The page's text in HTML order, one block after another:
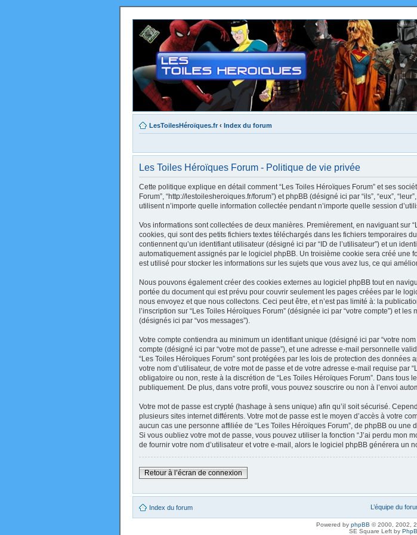
LesToilesHéroïques.fr ‹ Index du forum
Les Toiles Héroïques Forum - Politique de vie privée
Cette politique explique en détail comment “Les Toiles Héroïques Forum” et ses
Forum”, “http://lestoilesheroiques.fr/forum”) et phpBB (désigné ici par “ils”, “eux”,
utilisent n’importe quelle information collectée pendant n’importe quelle session
Vos informations sont collectées de deux manières. Premièrement, en naviguant sur
cookies, qui sont des petits fichiers textes téléchargés dans les fichiers temporaires
contiennent qu’un identifiant utilisateur (désigné ici par “ID de l’utilisateur”) et un
automatiquement assignés par le logiciel phpBB. Un troisième cookie sera créé une
est utilisé pour stocker les informations sur les sujets que vous avez lus, ce qui
Nous pouvons également créer des cookies externes au logiciel phpBB tout en
portée du document qui est prévu pour couvrir seulement les pages créées par le
nous envoyez et que nous collectons. Ceci peut être, et n’est pas limité à: la
l’inscription sur “Les Toiles Héroïques Forum” (désignée ici par “votre compte”) et
(désignés ici par “vos messages”).
Votre compte contiendra au minimum un identifiant unique (désigné ici par “votre
compte (désigné ici par “votre mot de passe”), et une adresse e-mail personnelle
“Les Toiles Héroïques Forum” sont protégées par les lois de protection des
votre nom d’utilisateur, de votre mot de passe et de votre adresse e-mail requise par
obligatoire ou non, reste à la discrétion de “Les Toiles Héroïques Forum”. Dans
publiquement. De plus, dans votre profil, vous pouvez souscrire ou non à l’envoi
Votre mot de passe est crypté (hashage à sens unique) afin qu’il soit sécurisé.
plusieurs sites internet différents. Votre mot de passe est le moyen d’accès à votre
aucun cas une personne affiliée de “Les Toiles Héroïques Forum”, de phpBB ou
Si vous oubliez votre mot de passe, vous pouvez utiliser la fonction “J’ai perdu mon
de fournir votre nom d’utilisateur et votre e-mail, alors le logiciel phpBB générera un
Retour à l’écran de connexion
Index du forum L’équipe du
Powered by phpBB © 2000, 2002,
SE Square Left by